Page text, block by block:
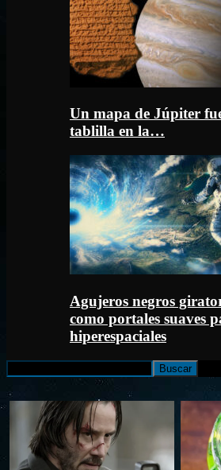
Un mapa de Júpiter
tablilla en la…
Agujeros negros
como portales suaves
hiperespaciales